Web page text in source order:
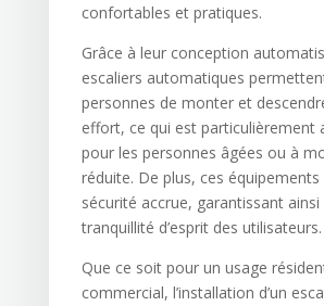
confortables et pratiques.
Grâce à leur conception
escaliers automatiques
personnes de monter et
effort, ce qui est particulièrement
pour les personnes âgées ou à
réduite. De plus, ces
sécurité accrue, garantissant ainsi
tranquillité d’esprit des utilisateurs.
Que ce soit pour un usage
commercial, l’installation d’un